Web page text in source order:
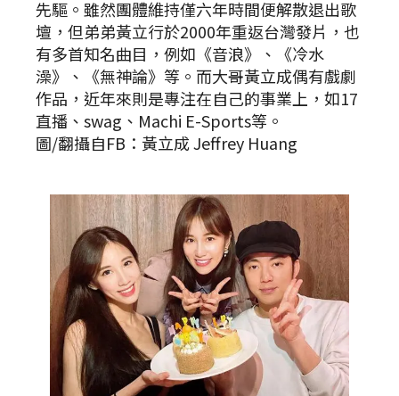
先驅。雖然團體維持僅六年時間便解散退出歌
壇，但弟弟黃立行於2000年重返台灣發片，也
有多首知名曲目，例如《音浪》、《冷水
澡》、《無神論》等。而大哥黃立成偶有戲劇
作品，近年來則是專注在自己的事業上，如17
直播、swag、Machi E-Sports等。
圖/翻攝自FB：黃立成 Jeffrey Huang